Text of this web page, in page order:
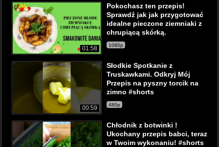
01:58
Pokochasz ten przepis!
Sprawdź jak jak przygotować
idealne pieczone ziemniaki z
chrupiącą skórką.
1080p
00:59
Słodkie Spotkanie z
Truskawkami. Odkryj Mój
Przepis na pyszny torcik na
zimno #shorts
480p
Chłodnik z botwinki !
Ukochany przepis babci, teraz
w Twoim wykonaniu! #shorts